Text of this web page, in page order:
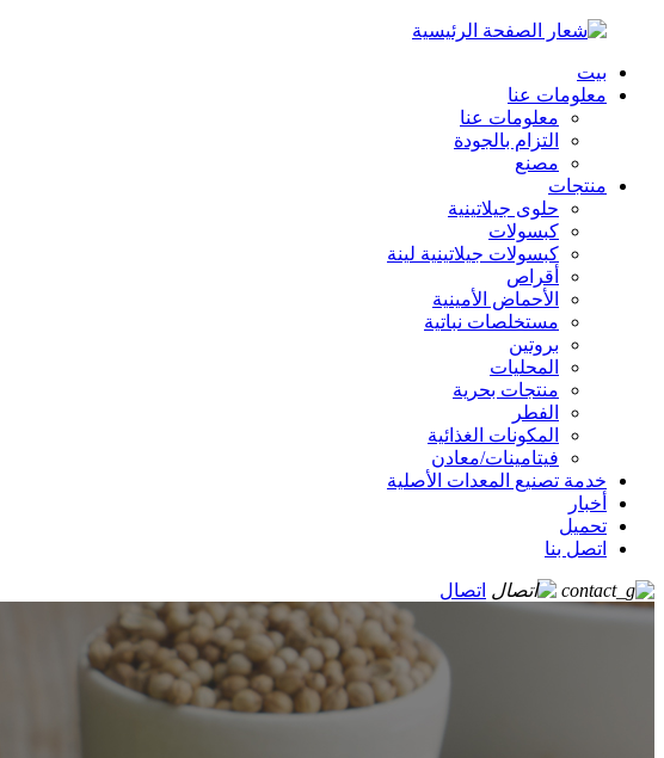
بيت
معلومات عنا
معلومات عنا
التزام بالجودة
مصنع
منتجات
حلوى جيلاتينية
كبسولات
كبسولات جيلاتينية لينة
أقراص
الأحماض الأمينية
مستخلصات نباتية
بروتين
المحليات
منتجات بحرية
الفطر
المكونات الغذائية
فيتامينات/معادن
خدمة تصنيع المعدات الأصلية
أخبار
تحميل
اتصل بنا
اتصال